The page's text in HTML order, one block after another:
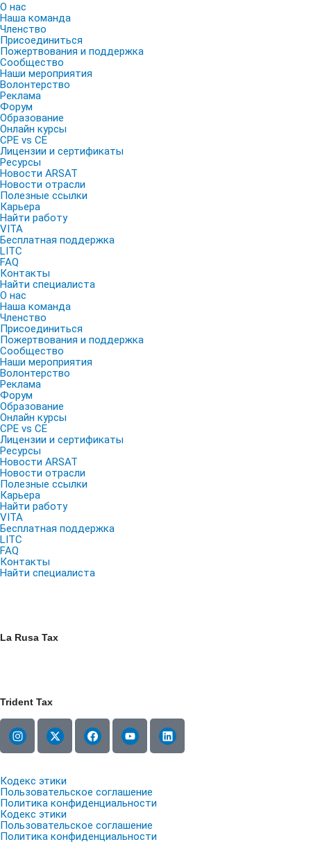
О нас
Наша команда
Членство
Присоединиться
Пожертвования и поддержка
Сообщество
Наши мероприятия
Волонтерство
Реклама
Форум
Образование
Онлайн курсы
CPE vs CE
Лицензии и сертификаты
Ресурсы
Новости ARSAT
Новости отрасли
Полезные ссылки
Карьера
Найти работу
VITA
Бесплатная поддержка
LITC
FAQ
Контакты
Найти специалиста
О нас
Наша команда
Членство
Присоединиться
Пожертвования и поддержка
Сообщество
Наши мероприятия
Волонтерство
Реклама
Форум
Образование
Онлайн курсы
CPE vs CE
Лицензии и сертификаты
Ресурсы
Новости ARSAT
Новости отрасли
Полезные ссылки
Карьера
Найти работу
VITA
Бесплатная поддержка
LITC
FAQ
Контакты
Найти специалиста
La Rusa Tax
Trident Tax
Кодекс этики
Пользовательское соглашение
Политика конфиденциальности
Кодекс этики
Пользовательское соглашение
Политика конфиденциальности